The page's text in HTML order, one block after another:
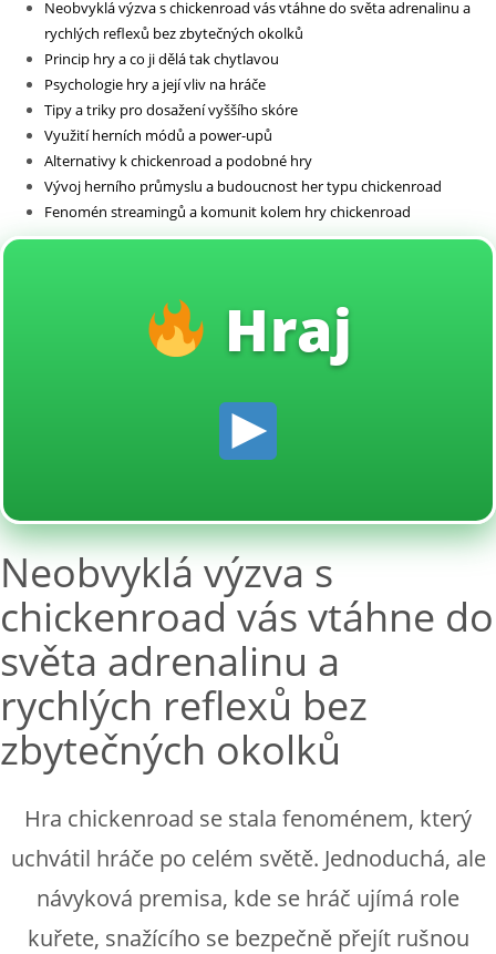
Sin categoría
Neobvyklá výzva s chickenroad vás vtáhne do světa adrenalinu a
rychlých reflexů bez zbytečných okolků
Princip hry a co ji dělá tak chytlavou
Psychologie hry a její vliv na hráče
Tipy a triky pro dosažení vyššího skóre
Využití herních módů a power-upů
Alternativy k chickenroad a podobné hry
Vývoj herního průmyslu a budoucnost her typu chickenroad
Fenomén streamingů a komunit kolem hry chickenroad
Hraj
Neobvyklá výzva s
chickenroad vás vtáhne do
světa adrenalinu a
rychlých reflexů bez
zbytečných okolků
Hra chickenroad se stala fenoménem, který
uchvátil hráče po celém světě. Jednoduchá, ale
návyková premisa, kde se hráč ujímá role
kuřete, snažícího se bezpečně přejít rušnou